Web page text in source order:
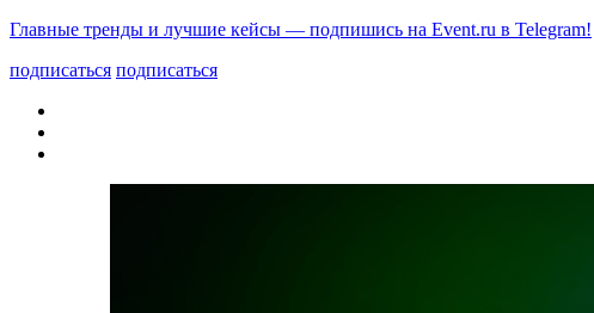
Главные тренды и лучшие кейсы — подпишись на Event.ru в Telegram!
подписаться подписаться